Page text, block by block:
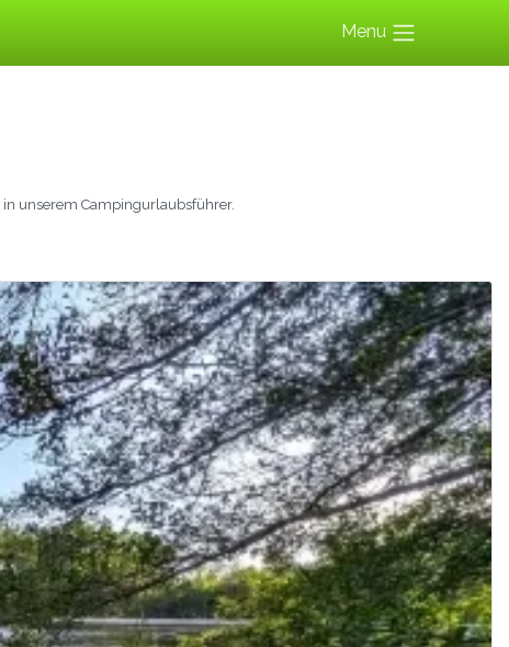
Menu
in unserem Campingurlaubsführer.